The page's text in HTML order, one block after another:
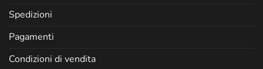
Spedizioni
Pagamenti
Condizioni di vendita